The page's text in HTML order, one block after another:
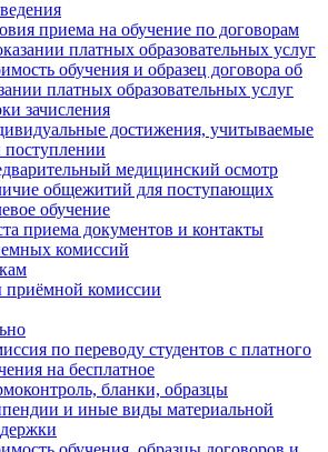
приема на обучение по договорам
платных образовательных услуг
обучения и образец договора об
платных образовательных услуг
зачисления
достижения, учитываемые
поступлении
медицинский осмотр
общежитий для поступающих
обучение
приема документов и контакты
комиссий
приёмной комиссии
по переводу студентов с платного
на бесплатное
бланки, образцы
и иные виды материальной